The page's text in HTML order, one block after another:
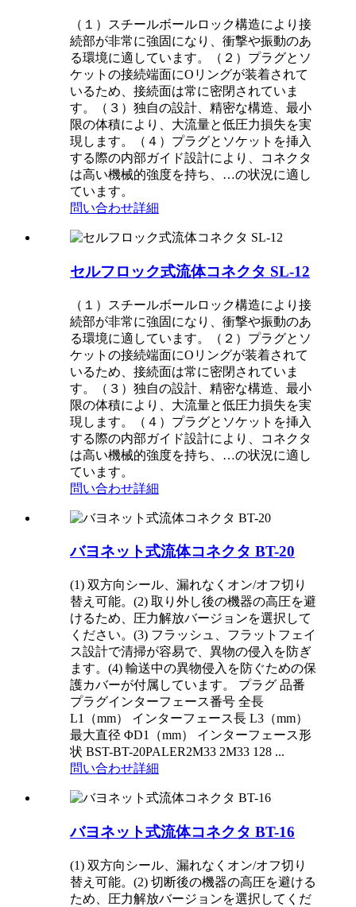
（１）スチールボールロック構造により接
続部が非常に強固になり、衝撃や振動のあ
る環境に適しています。（２）プラグとソ
ケットの接続端面にOリングが装着されて
いるため、接続面は常に密閉されていま
す。（３）独自の設計、精密な構造、最小
限の体積により、大流量と低圧力損失を実
現します。（４）プラグとソケットを挿入
する際の内部ガイド設計により、コネクタ
は高い機械的強度を持ち、…の状況に適し
ています。
問い合わせ詳細
セルフロック式流体コネクタ SL-12
（１）スチールボールロック構造により接
続部が非常に強固になり、衝撃や振動のあ
る環境に適しています。（２）プラグとソ
ケットの接続端面にOリングが装着されて
いるため、接続面は常に密閉されていま
す。（３）独自の設計、精密な構造、最小
限の体積により、大流量と低圧力損失を実
現します。（４）プラグとソケットを挿入
する際の内部ガイド設計により、コネクタ
は高い機械的強度を持ち、…の状況に適し
ています。
問い合わせ詳細
バヨネット式流体コネクタ BT-20
(1) 双方向シール、漏れなくオン/オフ切り
替え可能。(2) 取り外し後の機器の高圧を避
けるため、圧力解放バージョンを選択して
ください。(3) フラッシュ、フラットフェイ
ス設計で清掃が容易で、異物の侵入を防ぎ
ます。(4) 輸送中の異物侵入を防ぐための保
護カバーが付属しています。 プラグ 品番
プラグインターフェース番号 全長
L1（mm） インターフェース長 L3（mm）
最大直径 ΦD1（mm） インターフェース形
状 BST-BT-20PALER2M33 2M33 128 ...
問い合わせ詳細
バヨネット式流体コネクタ BT-16
(1) 双方向シール、漏れなくオン/オフ切り
替え可能。(2) 切断後の機器の高圧を避ける
ため、圧力解放バージョンを選択してくだ